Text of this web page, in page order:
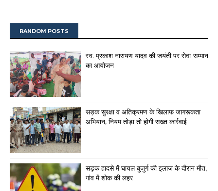
RANDOM POSTS
स्व. प्रकाश नारायण यादव की जयंती पर सेवा-सम्मान
का आयोजन
सड़क सुरक्षा व अतिक्रमण के खिलाफ जागरूकता
अभियान, नियम तोड़ा तो होगी सख्त कार्रवाई
सड़क हादसे में घायल बुजुर्ग की इलाज के दौरान मौत,
गांव में शोक की लहर